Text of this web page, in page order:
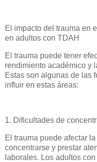
El impacto del trauma en
en adultos con TDAH
El trauma puede tener
rendimiento académico y
Estas son algunas de las
influir en estas áreas:
1. Dificultades de
El trauma puede afectar
concentrarse y prestar
laborales. Los adultos